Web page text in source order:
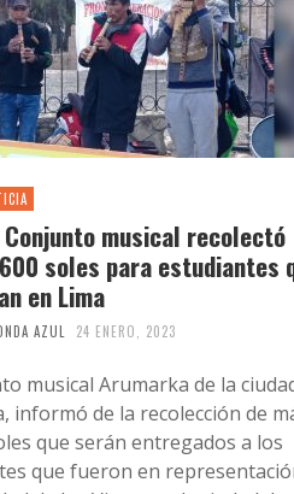
musical recolectó
soles para estudiantes
en Lima
AZUL 24 ENERO, 2023
musical Arumarka de la
informó de la recolección de
que serán entregados a los
que fueron en